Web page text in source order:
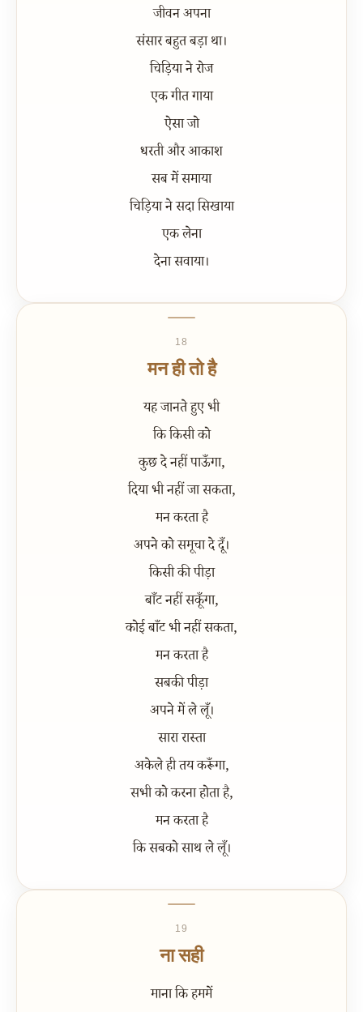
जीवन अपना
संसार बहुत बड़ा था।
चिड़िया ने रोज
एक गीत गाया
ऐसा जो
धरती और आकाश
सब में समाया
चिड़िया ने सदा सिखाया
एक लेना
देना सवाया।
18
मन ही तो है
यह जानते हुए भी
कि किसी को
कुछ दे नहीं पाऊँगा,
दिया भी नहीं जा सकता,
मन करता है
अपने को समूचा दे दूँ।
किसी की पीड़ा
बाँट नहीं सकूँगा,
कोई बाँट भी नहीं सकता,
मन करता है
सबकी पीड़ा
अपने में ले लूँ।
सारा रास्ता
अकेले ही तय करूँगा,
सभी को करना होता है,
मन करता है
कि सबको साथ ले लूँ।
19
ना सही
माना कि हममें